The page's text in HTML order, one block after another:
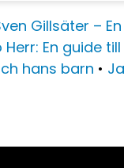
Gillsäter –
En guide
hans barn •